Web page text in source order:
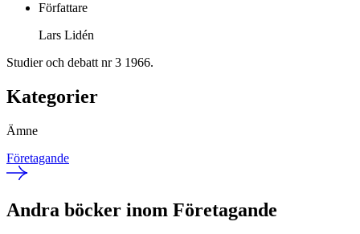
Författare
Lars Lidén
Studier och debatt nr 3 1966.
Kategorier
Ämne
Företagande
Andra böcker inom Företagande